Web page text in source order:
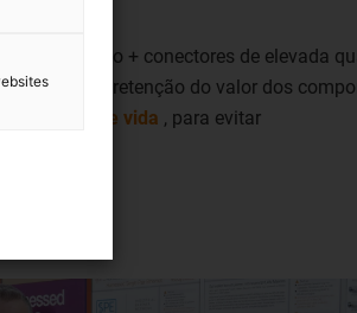
duração + conectores de elevada
garantida e retenção do valor dos
duração de vida , para evitar